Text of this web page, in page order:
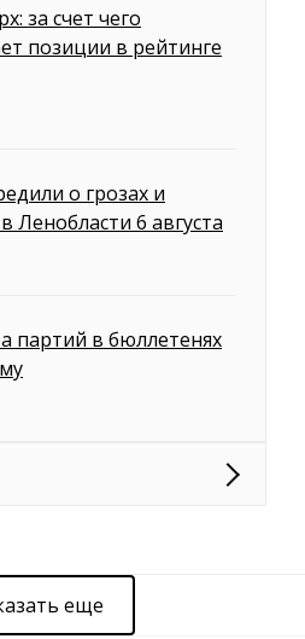
за счет чего
позиции в рейтинге
о грозах и
Ленобласти 6 августа
партий в бюллетенях
еще